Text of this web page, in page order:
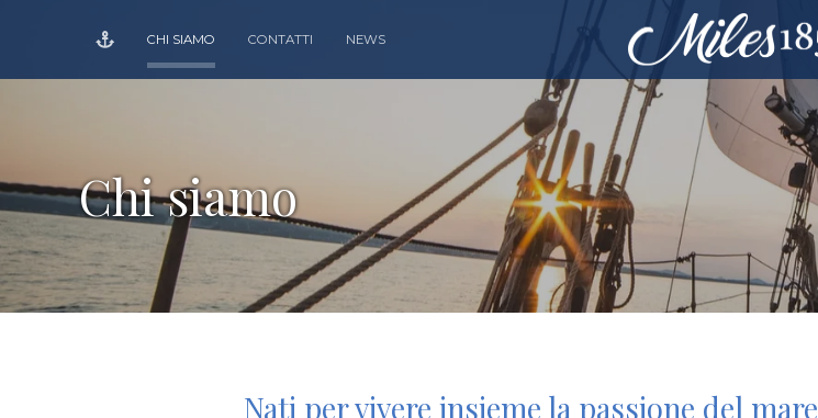
CHI SIAMO CONTATTI NEWS
Chi siamo
Nati per vivere insieme la passione del mare